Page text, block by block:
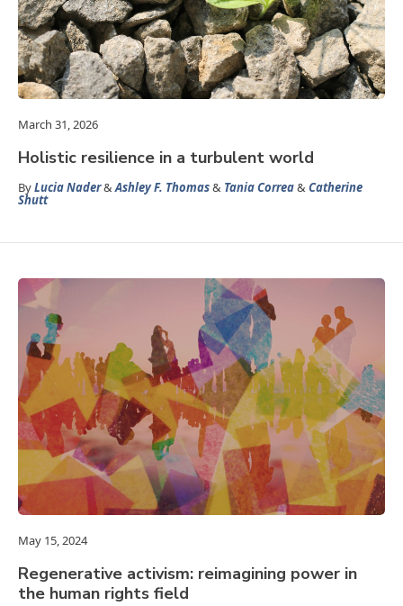
March 31, 2026
Holistic resilience in a turbulent world
ByLucia Nader&Ashley F. Thomas& Tania Correa&Catherine
Shutt
May 15, 2024
Regenerative activism: reimagining power in
the human rights field